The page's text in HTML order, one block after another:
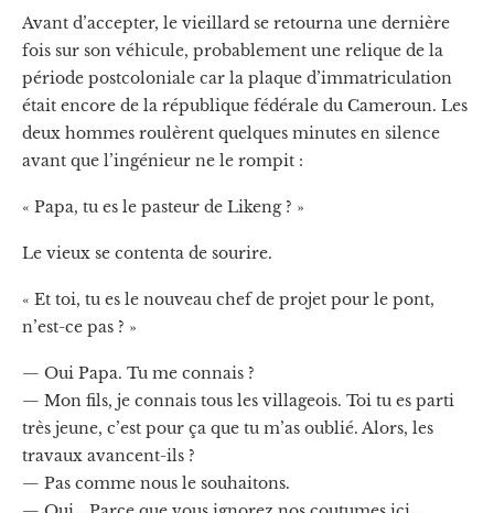
Avant d’accepter, le vieillard se retourna une dernière
fois sur son véhicule, probablement une relique de la
période postcoloniale car la plaque d’immatriculation
était encore de la république fédérale du Cameroun. Les
deux hommes roulèrent quelques minutes en silence
avant que l’ingénieur ne le rompit :
« Papa, tu es le pasteur de Likeng ? »
Le vieux se contenta de sourire.
« Et toi, tu es le nouveau chef de projet pour le pont,
n’est-ce pas ? »
— Oui Papa. Tu me connais ?
— Mon fils, je connais tous les villageois. Toi tu es parti
très jeune, c’est pour ça que tu m’as oublié. Alors, les
travaux avancent-ils ?
— Pas comme nous le souhaitons.